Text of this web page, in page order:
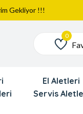
?
Favoriler
El Aletleri
Servis